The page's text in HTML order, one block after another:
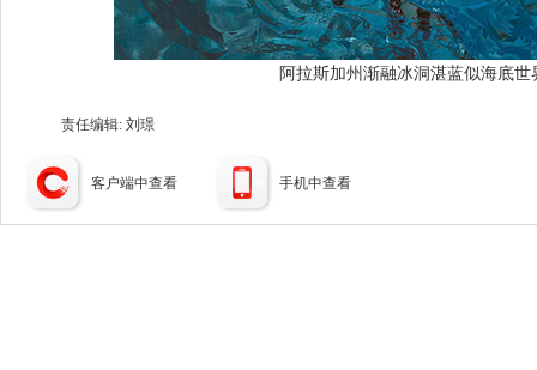
阿拉斯加州渐融冰洞湛蓝似海底世
责任编辑: 刘璟
客户端中查看 手机中查看